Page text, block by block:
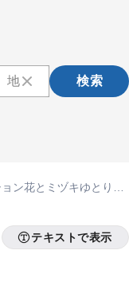
検索
ン花とミヅキゆとりの
テキストで表示